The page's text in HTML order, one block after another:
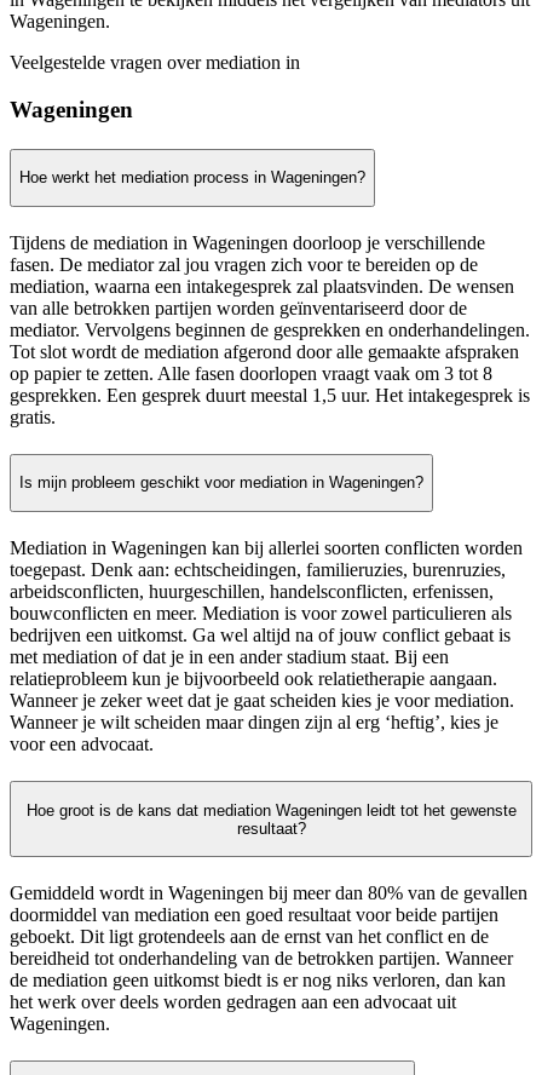
Wageningen.
Veelgestelde vragen over mediation in
Wageningen
Hoe werkt het mediation process in Wageningen?
Tijdens de mediation in Wageningen doorloop je verschillende
fasen. De mediator zal jou vragen zich voor te bereiden op de
mediation, waarna een intakegesprek zal plaatsvinden. De wensen
van alle betrokken partijen worden geïnventariseerd door de
mediator. Vervolgens beginnen de gesprekken en onderhandelingen.
Tot slot wordt de mediation afgerond door alle gemaakte afspraken
op papier te zetten. Alle fasen doorlopen vraagt vaak om 3 tot 8
gesprekken. Een gesprek duurt meestal 1,5 uur. Het intakegesprek is
gratis.
Is mijn probleem geschikt voor mediation in Wageningen?
Mediation in Wageningen kan bij allerlei soorten conflicten worden
toegepast. Denk aan: echtscheidingen, familieruzies, burenruzies,
arbeidsconflicten, huurgeschillen, handelsconflicten, erfenissen,
bouwconflicten en meer. Mediation is voor zowel particulieren als
bedrijven een uitkomst. Ga wel altijd na of jouw conflict gebaat is
met mediation of dat je in een ander stadium staat. Bij een
relatieprobleem kun je bijvoorbeeld ook relatietherapie aangaan.
Wanneer je zeker weet dat je gaat scheiden kies je voor mediation.
Wanneer je wilt scheiden maar dingen zijn al erg ‘heftig’, kies je
voor een advocaat.
Hoe groot is de kans dat mediation Wageningen leidt tot het gewenste
resultaat?
Gemiddeld wordt in Wageningen bij meer dan 80% van de gevallen
doormiddel van mediation een goed resultaat voor beide partijen
geboekt. Dit ligt grotendeels aan de ernst van het conflict en de
bereidheid tot onderhandeling van de betrokken partijen. Wanneer
de mediation geen uitkomst biedt is er nog niks verloren, dan kan
het werk over deels worden gedragen aan een advocaat uit
Wageningen.